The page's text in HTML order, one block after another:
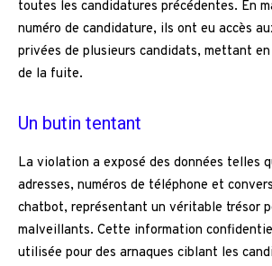
toutes les candidatures précédentes. En
numéro de candidature, ils ont eu accès
privées de plusieurs candidats, mettant en
de la fuite.
Un butin tentant
La violation a exposé des données telles
adresses, numéros de téléphone et
chatbot, représentant un véritable trésor
malveillants. Cette information
utilisée pour des arnaques ciblant les